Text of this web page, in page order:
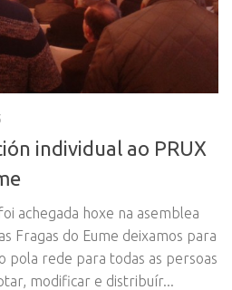
individual ao PRUX
achegada hoxe na asemblea
Fragas do Eume deixamos para
pola rede para todas as persoas
modificar e distribuír...